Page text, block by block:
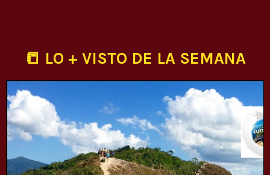
📒 LO + VISTO DE LA SEMANA